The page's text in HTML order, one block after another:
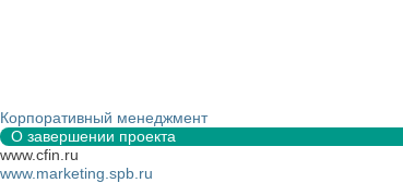
Корпоративный менеджмент
О завершении проекта
www.cfin.ru
www.marketing.spb.ru